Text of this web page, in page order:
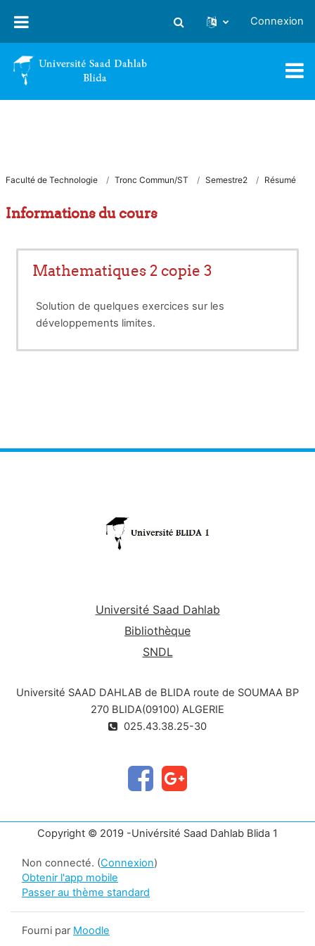
Activer/désactiver la saisie
Connexion
Faculté de Technologie Tronc Commun/ST Semestre2 Résumé
Informations du cours
Mathematiques 2 copie 3
Solution de quelques exercices sur les
développements limites.
Université Saad Dahlab
Bibliothèque
SNDL
Université SAAD DAHLAB de BLIDA route de SOUMAA BP
270 BLIDA(09100) ALGERIE
025.43.38.25-30
Copyright © 2019 -Univérsité Saad Dahlab Blida 1
Non connecté. (Connexion)
Obtenir l'app mobile
Passer au thème standard
Fourni par Moodle